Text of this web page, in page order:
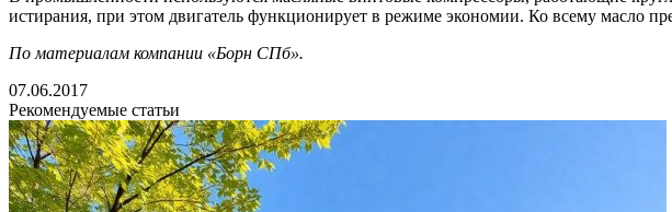
истирания, при этом двигатель функционирует в режиме экономии. Ко всему масло
По материалам компании «Борн СПб».
07.06.2017
Рекомендуемые статьи